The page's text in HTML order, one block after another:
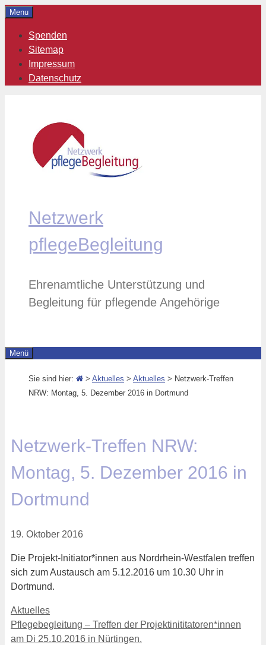
Zum
springen
Menu
Spenden
Sitemap
Impressum
Datenschutz
Netzwerk
pflegeBegleitung
Ehrenamtliche Unterstützung und
Begleitung für pflegende Angehörige
Menü
Sie sind hier: > Aktuelles > Aktuelles > Netzwerk-Treffen
NRW: Montag, 5. Dezember 2016 in Dortmund
Netzwerk-Treffen NRW:
Montag, 5. Dezember 2016 in
Dortmund
19. Oktober 2016
Die Projekt-Initiator*innen aus Nordrhein-Westfalen treffen
sich zum Austausch am 5.12.2016 um 10.30 Uhr in
Dortmund.
Kategorien
Aktuelles
Pflegebegleitung – Treffen der Projektinititatoren*innen
am Di 25.10.2016 in Nürtingen.